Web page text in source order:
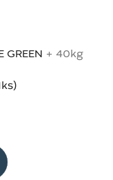
GREEN
+ 40kg
ks)